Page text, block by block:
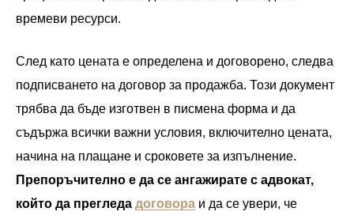
времеви ресурси.
След като цената е определена и договорено, следва
подписването на договор за продажба. Този документ
трябва да бъде изготвен в писмена форма и да
съдържа всички важни условия, включително цената,
начина на плащане и сроковете за изпълнение.
Препоръчително е да се ангажирате с адвокат,
който да прегледа договора и да се увери, че